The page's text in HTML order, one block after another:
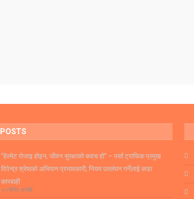
POSTS
“हेल्मेट रोजाइ होइन, जीवन सुरक्षाको कवच हो” – पर्सा ट्राफिक प्रमुख
दिपेन्द्र श्रेष्ठको अभियान प्रभावकारी, नियम उल्लंघन गर्नेलाई कडा
कारबाही
४५ मिनेट अगाडि